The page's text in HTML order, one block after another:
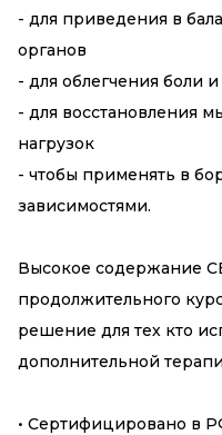
- для приведения в
органов
- для облегчения боли
- для восстановления
нагрузок
- чтобы применять в
зависимостями.
Высокое содержание
продолжительного
решение для тех кто
дополнительной
• Сертифицировано в